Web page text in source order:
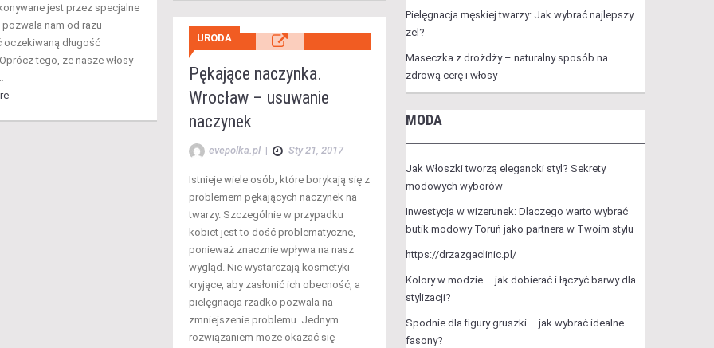
jest przez specjalne
nam od razu
oczekiwaną długość
tego, że nasze włosy
URODA
Pękające naczynka.
Wrocław – usuwanie
naczynek
evepolka.pl| Sty 21, 2017
Istnieje wiele osób, które borykają się z
problemem pękających naczynek na
twarzy. Szczególnie w przypadku
kobiet jest to dość problematyczne,
ponieważ znacznie wpływa na nasz
wygląd. Nie wystarczają kosmetyki
kryjące, aby zasłonić ich obecność, a
pielęgnacja rzadko pozwala na
zmniejszenie problemu. Jednym
rozwiązaniem może okazać się
Pielęgnacja męskiej twarzy: Jak wybrać najlepszy
żel?
Maseczka z drożdży – naturalny sposób na
zdrową cerę i włosy
MODA
Jak Włoszki tworzą elegancki styl? Sekrety
modowych wyborów
Inwestycja w wizerunek: Dlaczego warto wybrać
butik modowy Toruń jako partnera w Twoim stylu
https://drzazgaclinic.pl/
Kolory w modzie – jak dobierać i łączyć barwy dla
stylizacji?
Spodnie dla figury gruszki – jak wybrać idealne
fasony?